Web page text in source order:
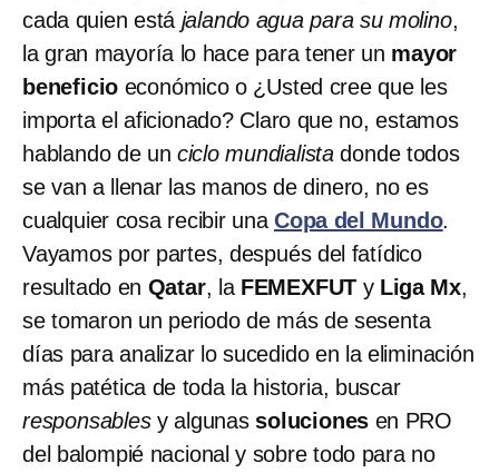
cada quien está jalando agua para su molino,
la gran mayoría lo hace para tener un mayor
beneficio económico o ¿Usted cree que les
importa el aficionado? Claro que no, estamos
hablando de un ciclo mundialistadonde todos
se van a llenar las manos de dinero, no es
cualquier cosa recibir unaCopa del Mundo.
Vayamos por partes, después del fatídico
resultado en Qatar, la FEMEXFUT y Liga Mx,
se tomaron un periodo de más de sesenta
días para analizar lo sucedido en la eliminación
más patética de toda la historia, buscar
responsables y algunas soluciones en PRO
del balompié nacional y sobre todo para no